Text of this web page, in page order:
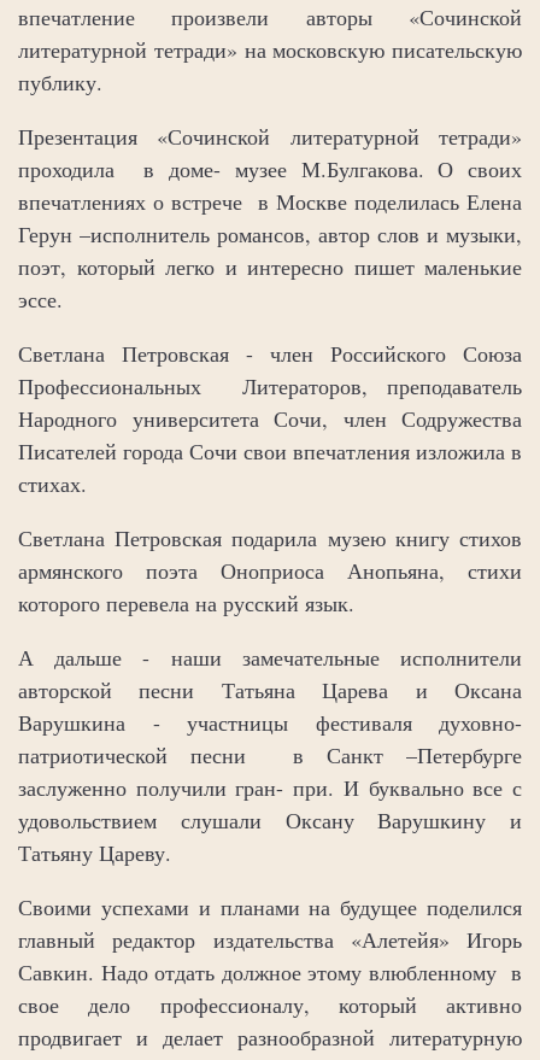
впечатление произвели авторы «Сочинской
литературной тетради» на московскую писательскую
публику.
Презентация «Сочинской литературной тетради»
проходила в доме- музее М.Булгакова. О своих
впечатлениях о встрече в Москве поделилась Елена
Герун –исполнитель романсов, автор слов и музыки,
поэт, который легко и интересно пишет маленькие
эссе.
Светлана Петровская - член Российского Союза
Профессиональных Литераторов, преподаватель
Народного университета Сочи, член Содружества
Писателей города Сочи свои впечатления изложила в
стихах.
Светлана Петровская подарила музею книгу стихов
армянского поэта Оноприоса Анопьяна, стихи
которого перевела на русский язык.
А дальше - наши замечательные исполнители
авторской песни Татьяна Царева и Оксана
Варушкина - участницы фестиваля духовно-
патриотической песни в Санкт –Петербурге
заслуженно получили гран- при. И буквально все с
удовольствием слушали Оксану Варушкину и
Татьяну Цареву.
Своими успехами и планами на будущее поделился
главный редактор издательства «Алетейя» Игорь
Савкин. Надо отдать должное этому влюбленному в
свое дело профессионалу, который активно
продвигает и делает разнообразной литературную